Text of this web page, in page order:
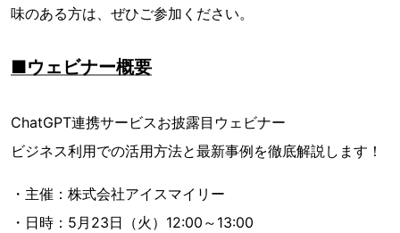
味のある方は、ぜひご参加ください。
■ウェビナー概要
ChatGPT連携サービスお披露目ウェビナー
ビジネス利用での活用方法と最新事例を徹底解説します！
・主催：株式会社アイスマイリー
・日時：5月23日（火）12:00～13:00